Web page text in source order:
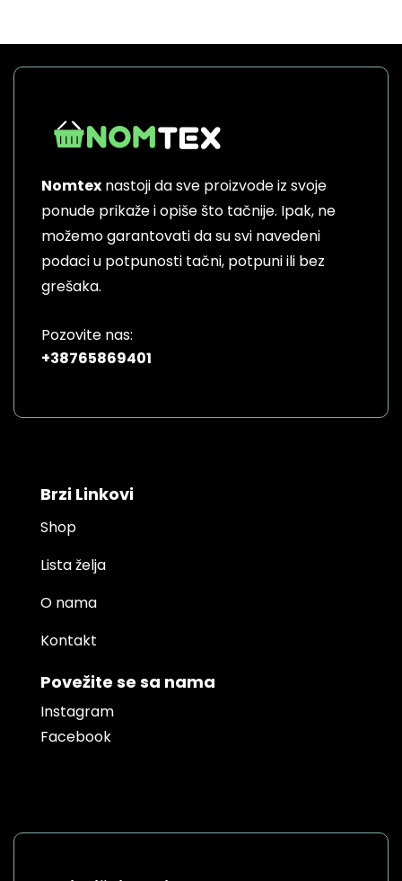
Nomtex nastoji da sve proizvode iz svoje
ponude prikaže i opiše što tačnije. Ipak, ne
možemo garantovati da su svi navedeni
podaci u potpunosti tačni, potpuni ili bez
grešaka.
Pozovite nas:
+38765869401
Brzi Linkovi
Shop
Lista želja
O nama
Kontakt
Povežite se sa nama
Instagram
Facebook